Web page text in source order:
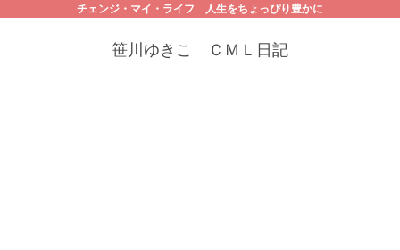
チェンジ・マイ・ライフ 人生をちょっぴり豊かに
笹川ゆきこ ＣＭＬ日記